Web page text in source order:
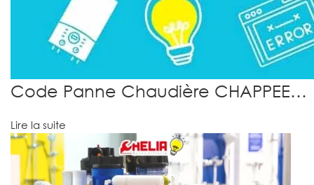
Code Panne Chaudière CHAPPEE…
Lire la suite